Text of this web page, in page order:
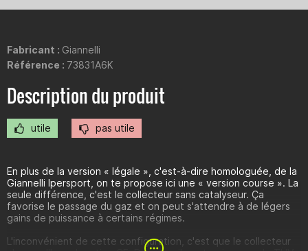
Fabricant : Giannelli
Référence : 73831A6K
Description du produit
utile pas utile
En plus de la version « légale », c'est-à-dire homologuée, de la
Giannelli Ipersport, on te propose ici une « version course ». La
seule différence, c'est le collecteur sans catalyseur. Ça
favorise le passage du gaz et on peut s'attendre à de légers
gains de puissance à certains régimes.
L'inconvénient de cette configuration, c'est que le collecteur